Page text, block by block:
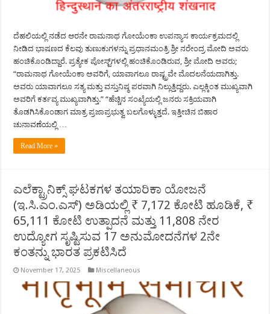
ದೆಹಲಿಯಲ್ಲಿ ನಡೆದ ಆರನೇ ರಾಮನಾಥ ಗೋಯೆಂಕಾ ಉಪನ್ಯಾಸ ಕಾರ್ಯಕ್ರಮದಲ್ಲಿ
ನೀಡಿದ ಭಾಷಣದ ಕೆಲವು ತುಣುಕುಗಳನ್ನು ಪ್ರಧಾನಮಂತ್ರಿ ಶ್ರೀ ನರೇಂದ್ರ ಮೋದಿ ಅವರು
ಹಂಚಿಕೊಂಡಿದ್ದಾರೆ. ಪ್ರತ್ಯೇಕ ಪೋಸ್ಟ್‌ಗಳಲ್ಲಿ ಹಂಚಿಕೊಂಡಿರುವ, ಶ್ರೀ ಮೋದಿ ಅವರು;
“ರಾಮನಾಥ ಗೋಯೆಂಕಾ ಅವರಿಗೆ, ಯಾವಾಗಲೂ ರಾಷ್ಟ್ರವೇ ಮೊದಲನೆಯದಾಗಿತ್ತು.
ಅವರು ಯಾವಾಗಲೂ ಸತ್ಯ ಮತ್ತು ವಸ್ತುನಿಷ್ಠ ಪರವಾಗಿ ನಿಲ್ಲುತ್ತಿದ್ದರು. ಎಲ್ಲಕ್ಕಿಂತ ಮುಖ್ಯವಾಗಿ
ಅವರಿಗೆ ಕರ್ತವ್ಯ ಮುಖ್ಯವಾಗಿತ್ತು.” “ಹೆಚ್ಚಿನ ಸಂಖ್ಯೆಯಲ್ಲಿ ಜನರು ಸಕ್ರಿಯವಾಗಿ
ತೊಡಗಿಸಿಕೊಂಡಾಗ ಮಾತ್ರ ಪ್ರಜಾಪ್ರಭುತ್ವ ಬಲಗೊಳ್ಳುತ್ತದೆ. ಇತ್ತೀಚಿನ ಬಿಹಾರ
ಚುನಾವಣೆಯಲ್ಲಿ …
Read More »
ಎಲೆಕ್ಟ್ರಾನಿಕ್ಸ್ ಘಟಕಗಳ ತಯಾರಿಕಾ ಯೋಜನೆ
(ಇ.ಸಿ.ಎಂ.ಎಸ್) ಅಡಿಯಲ್ಲಿ ₹ 7,172 ಕೋಟಿ ಹೂಡಿಕೆ, ₹
65,111 ಕೋಟಿ ಉತ್ಪಾದನೆ ಮತ್ತು 11,808 ನೇರ
ಉದ್ಯೋಗ ಸೃಷ್ಟಿಸುವ 17 ಅನುಮೋದನೆಗಳ 2ನೇ
ಕಂತನ್ನು ಭಾರತ ಪ್ರಕಟಿಸಿದೆ
November 17, 2025 Miscellaneous